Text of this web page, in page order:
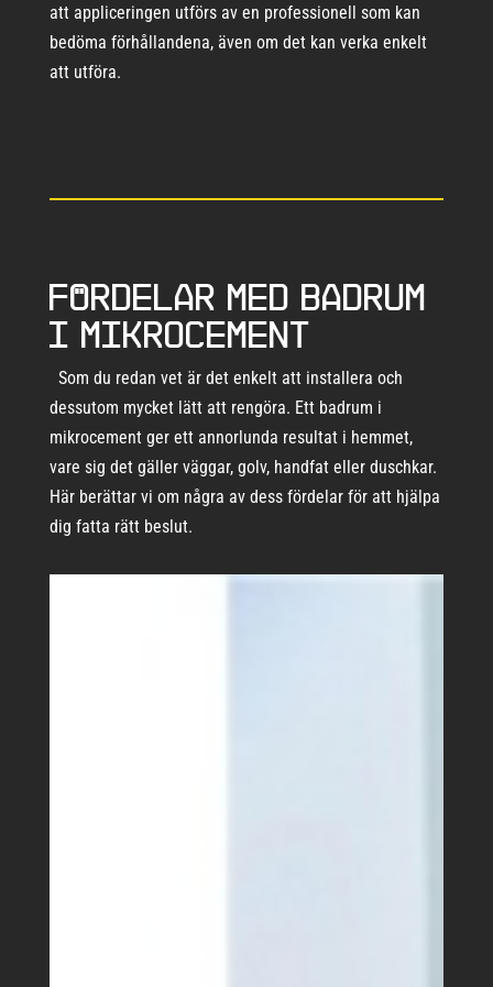
att appliceringen utförs av en professionell som kan
bedöma förhållandena, även om det kan verka enkelt
att utföra.
Fördelar med badrum
i mikrocement
Som du redan vet är det enkelt att installera och
dessutom mycket lätt att rengöra. Ett badrum i
mikrocement ger ett annorlunda resultat i hemmet,
vare sig det gäller väggar, golv, handfat eller duschkar.
Här berättar vi om några av dess fördelar för att hjälpa
dig fatta rätt beslut.